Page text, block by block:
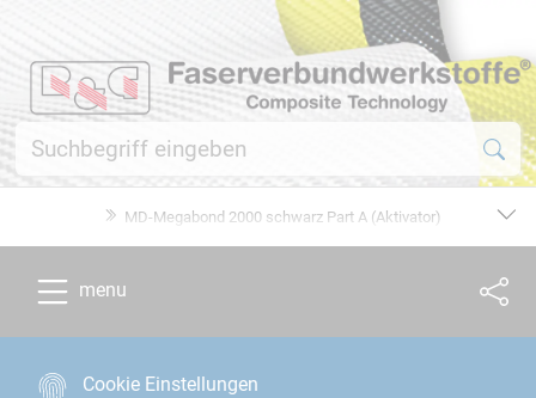
MD-Megabond 2000 schwarz Part A (Aktivator)
menu
Cookie Einstellungen